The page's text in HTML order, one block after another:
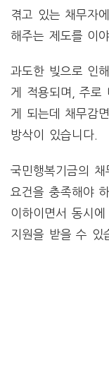
겪고 있는 채무자
해주는 제도를 이
과도한 빚으로 인
게 적용되며, 주로
게 되는데 채무감
방삭이 있습니다.
국민행복기금의
요건을 충족해야
이하이면서 동시
지원을 받을 수 있